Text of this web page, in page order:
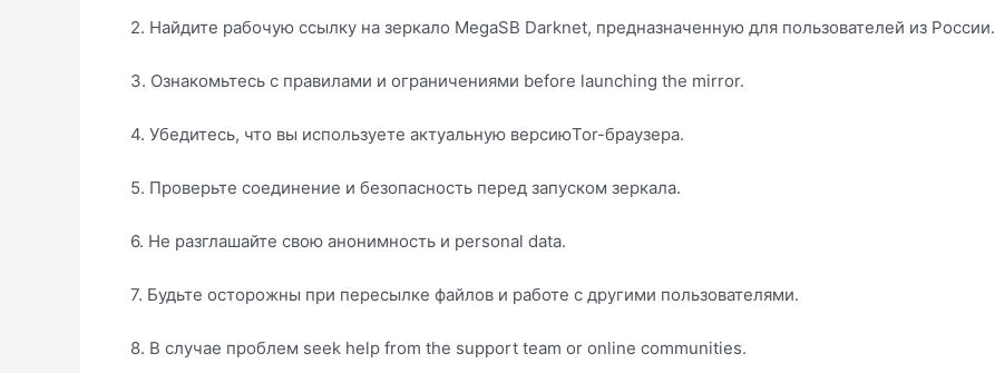
2. Найдите рабочую ссылку на зеркало MegaSB Darknet, предназначенную для пользователей из России.
3. Ознакомьтесь с правилами и ограничениями before launching the mirror.
4. Убедитесь, что вы используете актуальную версиюTor-браузера.
5. Проверьте соединение и безопасность перед запуском зеркала.
6. Не разглашайте свою анонимность и personal data.
7. Будьте осторожны при пересылке файлов и работе с другими пользователями.
8. В случае проблем seek help from the support team or online communities.